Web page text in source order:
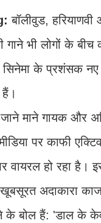
बॉलीवुड, हरियाणवी
गाने भी लोगों के बीच
सिनेमा के प्रशंसक नए
माने गायक और
पर काफी
वायरल हो रहा है।
अदाकारा
के बोल हैं: 'डाल के